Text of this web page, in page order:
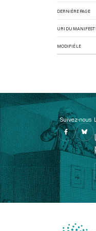
DERNIÈRE PAGE
URI DU
MODIFIÉ LE
Suivez-nous